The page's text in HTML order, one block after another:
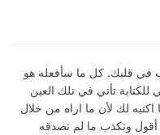
في قلبك. كل ما سأفعله هو
تأتي في تلك العين
لك لأن ما اراه من خلال
وتكذب ما لم تصدقه